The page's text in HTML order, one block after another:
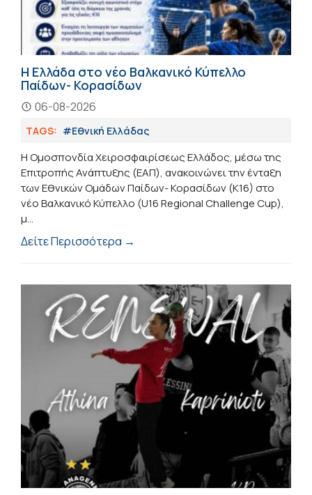
Η Ελλάδα στο νέο Βαλκανικό Κύπελλο
Παίδων- Κορασίδων
06-08-2026
TAGS: #Εθνική Ελλάδας
Η Ομοσπονδία Χειροσφαιρίσεως Ελλάδος, μέσω της
Επιτροπής Ανάπτυξης (ΕΑΠ), ανακοινώνει την ένταξη
των Εθνικών Ομάδων Παίδων- Κορασίδων (Κ16) στο
νέο Βαλκανικό Κύπελλο (U16 Regional Challenge Cup),
μ...
Δείτε Περισσότερα →